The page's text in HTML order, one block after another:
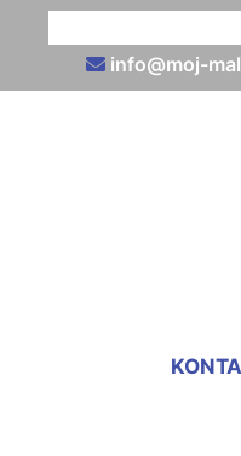
info@moj-